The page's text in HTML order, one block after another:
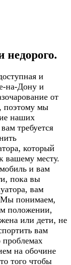
недорого.
и
на-Дону и
от
поэтому мы
наших
требуется
который
вашему месту.
и вам
пока вы
вам
Мы понимаем,
положении,
или дети, не
вам
проблемах
на обочине
того чтобы